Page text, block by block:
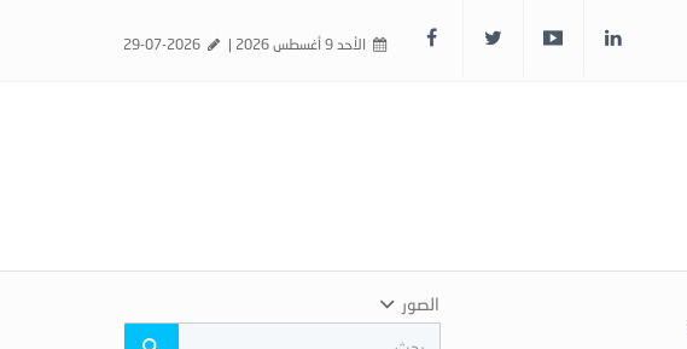
الأحد 9 أغسطس 2026 |
الصور